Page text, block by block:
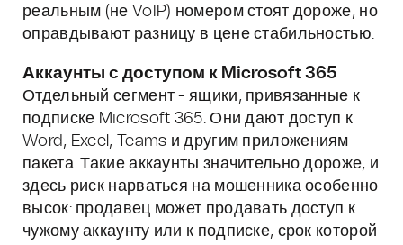
реальным (не VoIP) номером стоят дороже, но
оправдывают разницу в цене стабильностью.
Аккаунты с доступом к Microsoft 365
Отдельный сегмент - ящики, привязанные к
подписке Microsoft 365. Они дают доступ к
Word, Excel, Teams и другим приложениям
пакета. Такие аккаунты значительно дороже, и
здесь риск нарваться на мошенника особенно
высок: продавец может продавать доступ к
чужому аккаунту или к подписке, срок которой